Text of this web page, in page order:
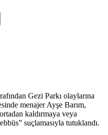
Gezi Parkı olaylarına
menajer Ayşe Barım,
kaldırmaya veya
suçlamasıyla tutuklandı.